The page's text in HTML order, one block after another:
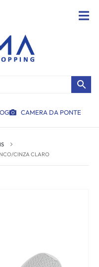
CAMERA DA PONTE
CINZA CLARO